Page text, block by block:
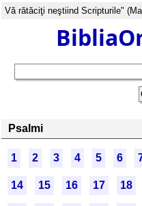
Vă rătăciţi neştiind Scripturile"
Psalmi
1 2 3 4 5 6
14 15 16 17 18